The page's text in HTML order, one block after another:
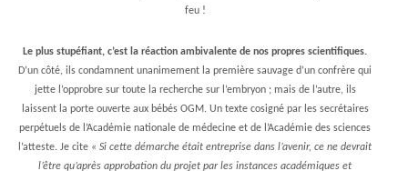
feu !
Le plus stupéfiant, c’est la réaction ambivalente de nos propres scientifiques.
D’un côté, ils condamnent unanimement la première sauvage d’un confrère qui
jette l’opprobre sur toute la recherche sur l’embryon ; mais de l’autre, ils
laissent la porte ouverte aux bébés OGM. Un texte cosigné par les secrétaires
perpétuels de l’Académie nationale de médecine et de l’Académie des sciences
l’atteste. Je cite « Si cette démarche était entreprise dans l’avenir, ce ne devrait
l’être qu’après approbation du projet par les instances académiques et